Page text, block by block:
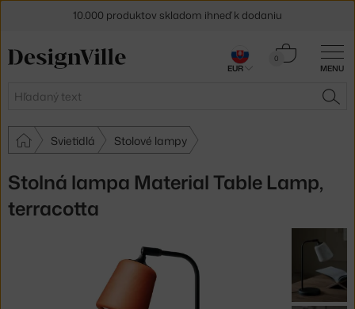
MENU
Hľadať
0
Košík
Svietidlá Stolové lampy
Stolná lampa Material Table Lamp,
terracotta
10.000 produktov skladom ihneď k dodaniu
30 dní na vrátenie tovaru
EUR